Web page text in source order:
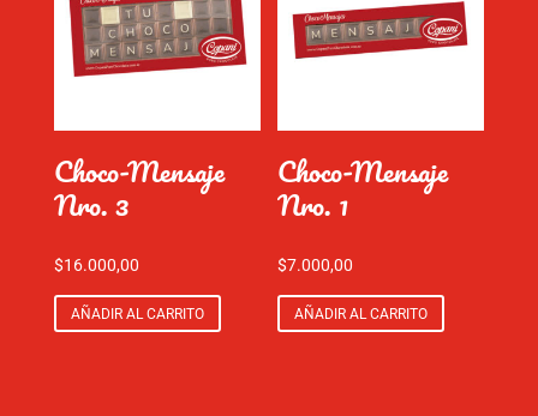
Choco-Mensaje
Nro. 3
$16.000,00
AÑADIR AL CARRITO
Choco-Mensaje
Nro. 1
$7.000,00
AÑADIR AL CARRITO